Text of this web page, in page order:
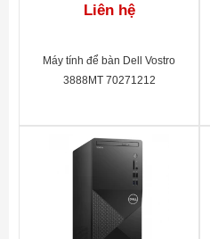
Liên hệ
Máy tính để bàn Dell Vostro
3888MT 70271212